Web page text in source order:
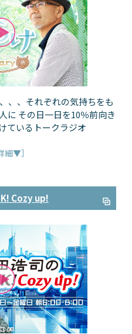
、、それぞれの気持ちをも
に その日一日を10％前向き
ているトークラジオ
細▼］
Cozy up!